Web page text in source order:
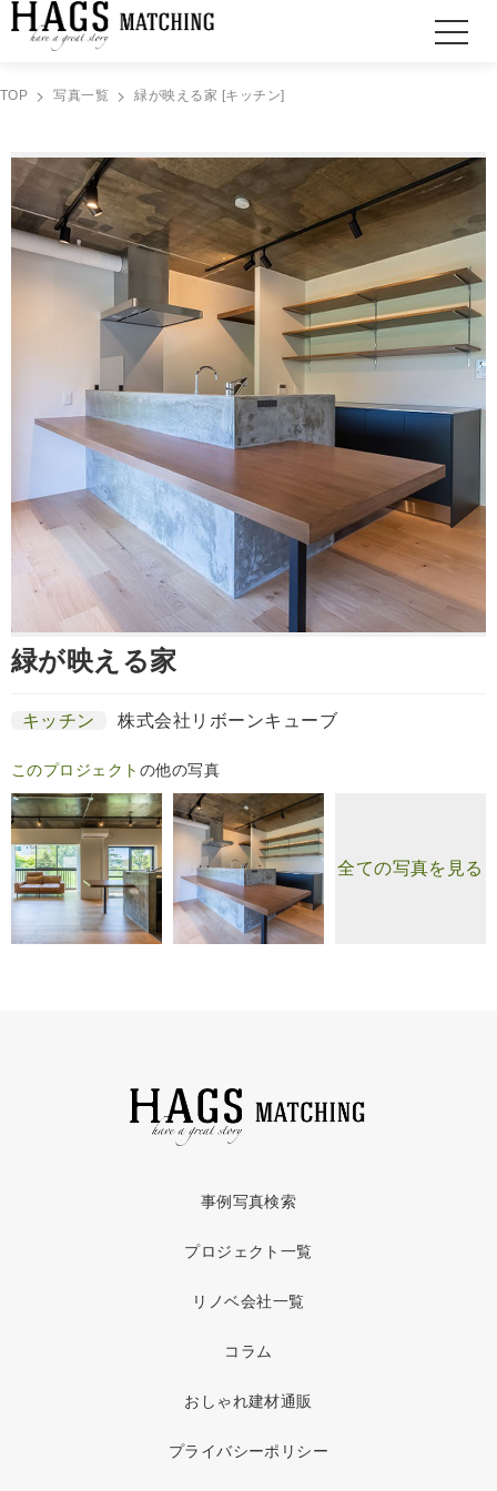
TOP 写真一覧 緑が映える家 [キッチン]
緑が映える家
キッチン 株式会社リボーンキューブ
このプロジェクト の他の写真
全ての写真を見る
事例写真検索
プロジェクト一覧
リノベ会社一覧
コラム
おしゃれ建材通販
プライバシーポリシー